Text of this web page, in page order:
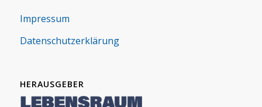
Impres­sum
Daten­schutz­er­klä­rung
HERAUSGEBER